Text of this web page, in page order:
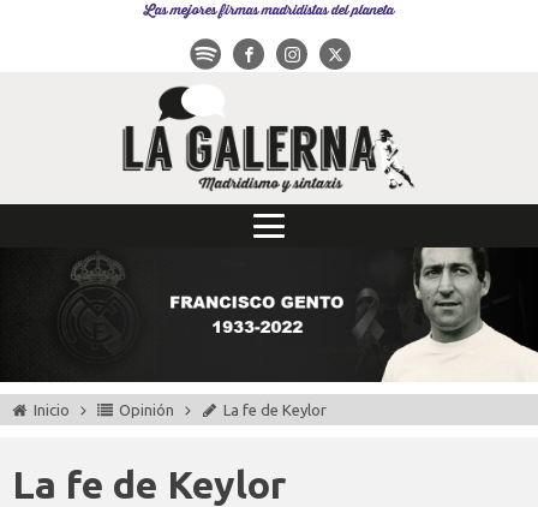
Las mejores firmas madridistas del planeta
Inicio Opinión La fe de Keylor
La fe de Keylor